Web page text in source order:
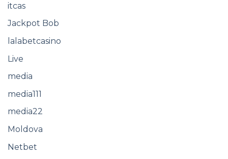
itcas
Jackpot Bob
lalabetcasino
Live
media
media111
media22
Moldova
Netbet